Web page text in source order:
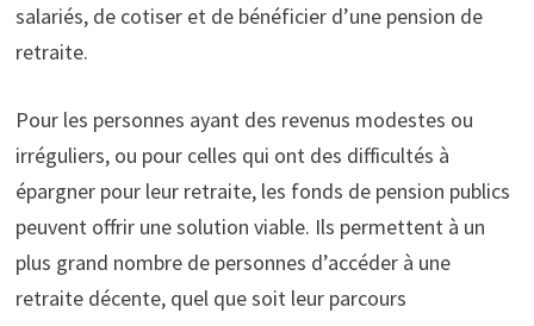
salariés, de cotiser et de bénéficier d’une pension de
retraite.
Pour les personnes ayant des revenus modestes ou
irréguliers, ou pour celles qui ont des difficultés à
épargner pour leur retraite, les fonds de pension publics
peuvent offrir une solution viable. Ils permettent à un
plus grand nombre de personnes d’accéder à une
retraite décente, quel que soit leur parcours